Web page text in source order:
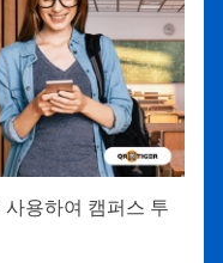
용하여 캠퍼스 투